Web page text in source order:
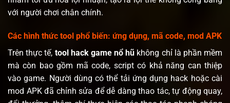
với người chơi chân chính.
Các hình thức tool phổ biến: ứng dụng, mã code, mod APK
Trên thực tế, tool hack game nổ hũ không chỉ là phần mềm
mà còn bao gồm mã code, script có khả năng can thiệp
vào game. Người dùng có thể tải ứng dụng hack hoặc cài
mod APK đã chỉnh sửa để dễ dàng thao tác, tự động quay,